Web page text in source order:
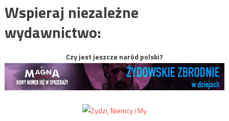
Wspieraj niezależne
wydawnictwo:
Czy jest jeszcze naród polski?